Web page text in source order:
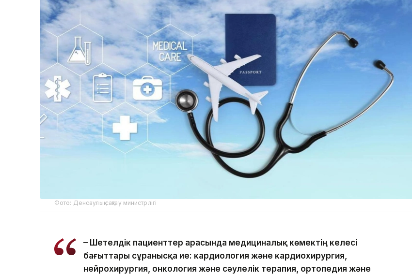
Фото: Денсаулық сақтау министрлігі
– Шетелдік пациенттер арасында медициналық көмектің келесі
бағыттары сұранысқа ие: кардиология және кардиохирургия,
нейрохирургия, онкология және сәулелік терапия, ортопедия және